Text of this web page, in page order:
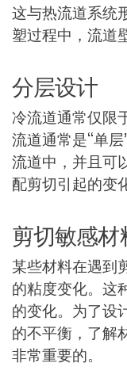
这与热流道系统
塑过程中，流道
分层设计
冷流道通常仅限
流道通常是“单
流道中，并且可
配剪切引起的变
剪切敏感材
某些材料在遇到
的粘度变化。这
的变化。为了设
的不平衡，了解
非常重要的。